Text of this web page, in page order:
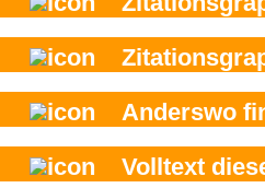
Anderswo
Volltext